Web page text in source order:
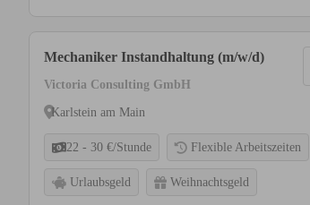
Mechaniker Instandhaltung (m/w/d)
Victoria Consulting GmbH
Karlstein am Main
22 - 30 €/Stunde Flexible Arbeitszeiten
Urlaubsgeld Weihnachtsgeld